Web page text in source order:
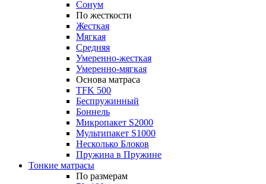
Сонум
По жесткости
Жесткая
Мягкая
Средняя
Умеренно-жесткая
Умеренно-мягкая
Основа матраса
TFK 500
Беспружинный
Боннель
Микропакет S2000
Мультипакет S1000
Несколько Блоков
Пружина в Пружине
Тонкие матрасы
По размерам